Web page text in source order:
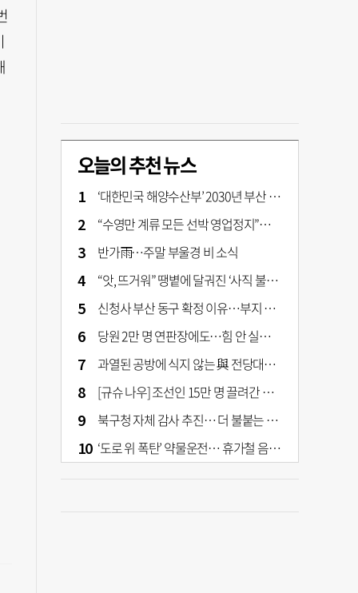
오늘의 추천 뉴스
‘대한민국 해양수산부’ 2030년 부산 북항시대 연다
“수영만 계류 모든 선박 영업정지”… 재개발 속도전
반가雨…주말 부울경 비 소식
“앗, 뜨거워” 땡볕에 달궈진 ‘사직 불가마’ 관중석 무려 70도
신청사 부산 동구 확정 이유…부지 용이성·접근성·집적 가능성이 운명 갈랐다 [해수부 북항 시대]
당원 2만 명 연판장에도…힘 안 실리는 ‘장동혁 사퇴’ 공세
과열된 공방에 식지 않는 與 전당대회… 호남·수도권 집중하는 후보들
[규슈 나우] 조선인 15만 명 끌려간 치쿠호 탄광… 대를 이은 진실 캐기
북구청 자체 감사 추진… 더 불붙는 북구 신청사 갈등
‘도로 위 폭탄’ 약물운전… 휴가철 음주와 병행 단속 [교통안전, 시민이 만든다]